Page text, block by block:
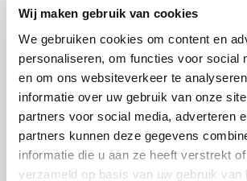
Wij maken gebruik van cookies
We gebruiken cookies om content en
personaliseren, om functies voor social
en om ons websiteverkeer te
informatie over uw gebruik van onze
partners voor social media, adverteren
partners kunnen deze gegevens
informatie die u aan ze heeft verstrekt
verzameld op basis van uw gebruik van
Wij zijn partner van 100-en
Lees reviews van onze DJ's op jouw